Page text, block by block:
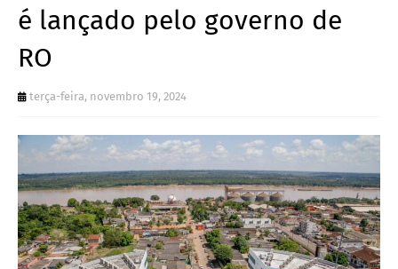
é lançado pelo governo de
RO
terça-feira, novembro 19, 2024